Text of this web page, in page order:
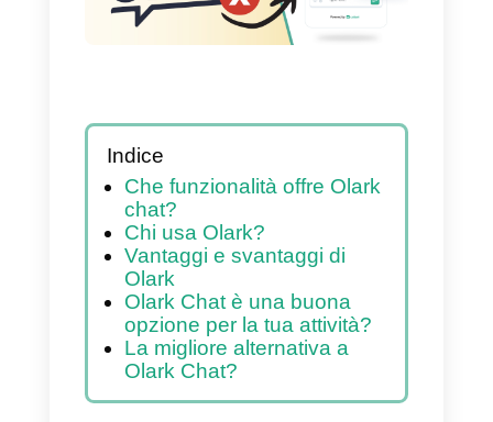
Indice
Che funzionalità offre Olark
chat?
Chi usa Olark?
Vantaggi e svantaggi di